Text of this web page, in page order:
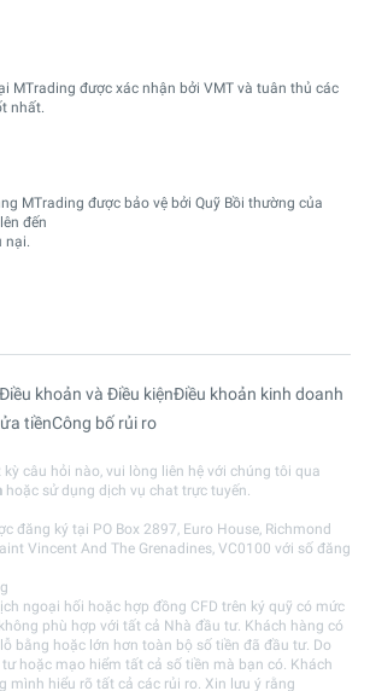
MTrading được xác nhận bởi VMT và tuân thủ các
nhất.
MTrading được bảo vệ bởi Quỹ Bồi thường của
đến
nại.
Điều khoản và Điều kiệnĐiều khoản kinh doanh
tiềnCông bố rủi ro
câu hỏi nào, vui lòng liên hệ với chúng tôi qua
hoặc sử dụng dịch vụ chat trực tuyến.
đăng ký tại PO Box 2897, Euro House, Richmond
Vincent And The Grenadines, VC0100 với số đăng
ngoại hối hoặc hợp đồng CFD trên ký quỹ có mức
phù hợp với tất cả Nhà đầu tư. Khách hàng có
bằng hoặc lớn hơn toàn bộ số tiền đã đầu tư. Do
hoặc mạo hiểm tất cả số tiền mà bạn có. Khách
mình hiểu rõ tất cả các rủi ro. Xin lưu ý rằng